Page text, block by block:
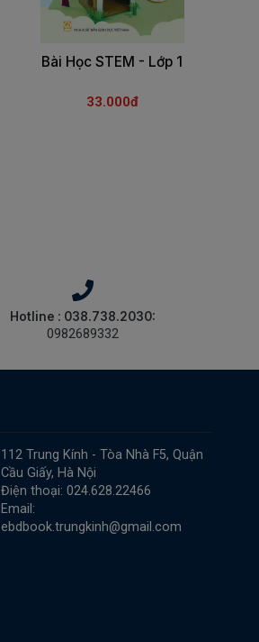
Bài Học STEM - Lớp 1
33.000đ
Hotline : 038.738.2030:
0982689332
112 Trung Kính - Tòa Nhà F5, Quận
Cầu Giấy, Hà Nội
Điện thoại: 024.628.22466
Email:
ebdbook.trungkinh@gmail.com